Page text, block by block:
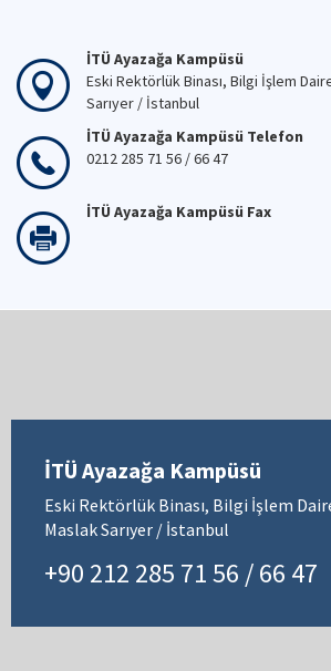
İTÜ Ayazağa Kampüsü
Eski Rektörlük Binası, Bilgi İşlem
Sarıyer / İstanbul
İTÜ Ayazağa Kampüsü Telefon
0212 285 71 56 / 66 47
İTÜ Ayazağa Kampüsü Fax
İTÜ Ayazağa Kampüsü
Eski Rektörlük Binası, Bilgi İşlem
Maslak Sarıyer / İstanbul
+90 212 285 71 56 / 66 47